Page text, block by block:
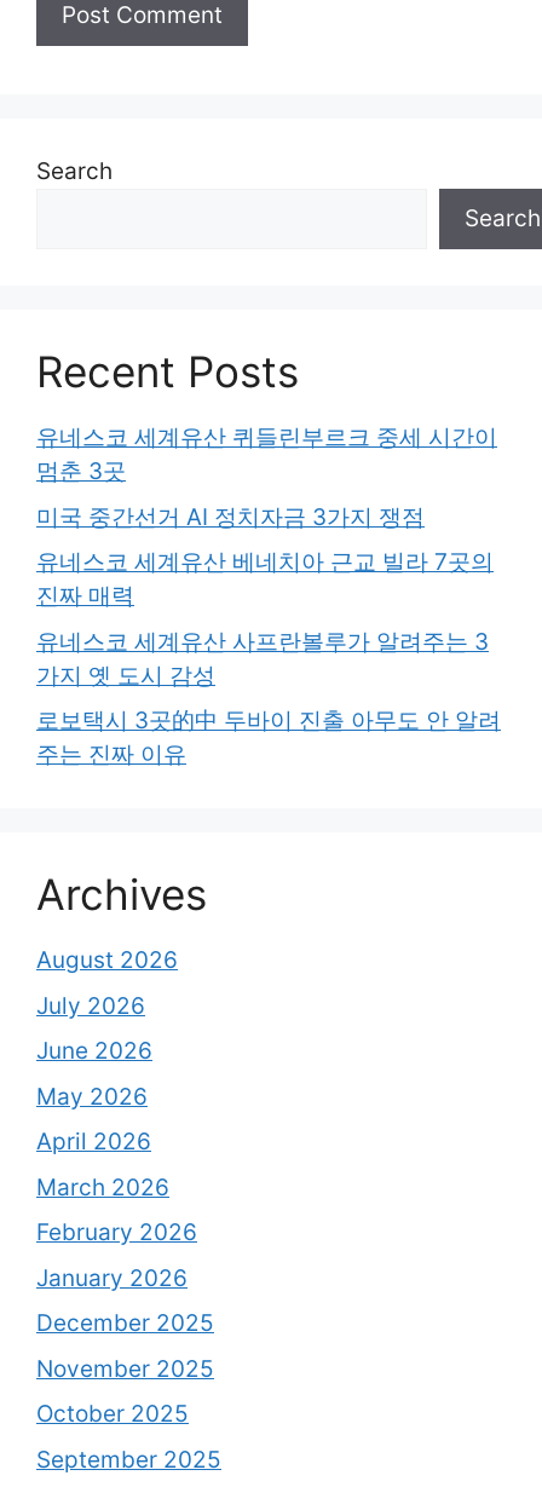
Search
Search
Recent Posts
유네스코 세계유산 퀴들린부르크 중세 시간이
멈춘 3곳
미국 중간선거 AI 정치자금 3가지 쟁점
유네스코 세계유산 베네치아 근교 빌라 7곳의
진짜 매력
유네스코 세계유산 사프란볼루가 알려주는 3
가지 옛 도시 감성
로보택시 3곳的中 두바이 진출 아무도 안 알려
주는 진짜 이유
Archives
August 2026
July 2026
June 2026
May 2026
April 2026
March 2026
February 2026
January 2026
December 2025
November 2025
October 2025
September 2025